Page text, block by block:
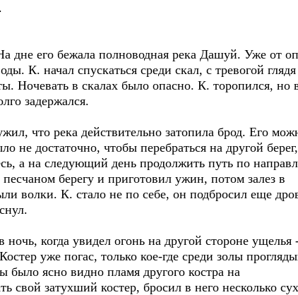
его бежала полноводная река Дашуй. Уже от
К. начал спускаться среди скал, с тревогой
Ночевать в скалах было опасно. К. торопился, но
задержался.
что река действительно затопила брод. Его
достаточно, чтобы перебраться на другой
а на следующий день продолжить путь по
берегу и приготовил ужин, потом залез в
волки. К. стало не по себе, он подбросил еще
когда увидел огонь на другой стороне ущелья
уже погас, только кое-где среди золы
было ясно видно пламя другого костра на
свой затухший костер, бросил в него несколько